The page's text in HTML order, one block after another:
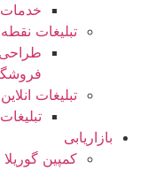
خدمات
تبلیغات
طراحی
تبلیغات انلاین
بازاریابی
کمپین